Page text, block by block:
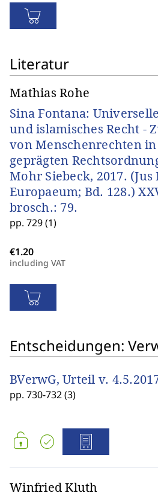
Literatur
Mathias Rohe
Sina Fontana:
und islamisches Recht -
von Menschenrechten
geprägten
Mohr Siebeck, 2017.
Europaeum; Bd. 128.)
brosch.: 79.
pp. 729 (1)
including VAT
Entscheidungen:
BVerwG, Urteil v.
pp. 730-732 (3)
Winfried Kluth